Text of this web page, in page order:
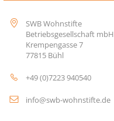
SWB Wohnstifte
Betriebsgesellschaft mbH
Krempengasse 7
77815 Bühl
+49 (0)7223 940540
info@swb-wohnstifte.de